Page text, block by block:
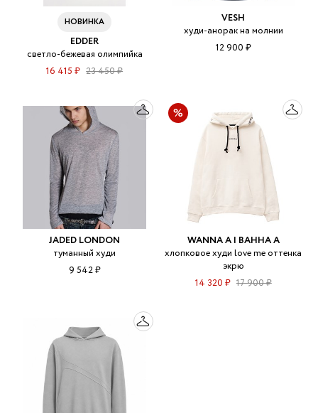
НОВИНКА
EDDER
светло-бежевая олимпийка
16 415 ₽ 23 450 ₽
VESH
худи-анорак на молнии
12 900 ₽
JADED LONDON
туманный худи
9 542 ₽
WANNA A | ВАННА А
хлопковое худи love me оттенка
экрю
14 320 ₽ 17 900 ₽